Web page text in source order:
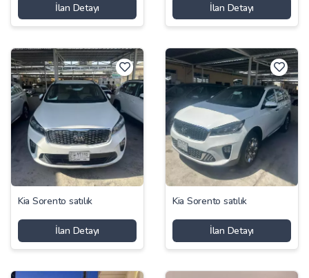
İlan Detayı İlan Detayı
Kia Sorento satılık
İlan Detayı
Kia Sorento satılık
İlan Detayı